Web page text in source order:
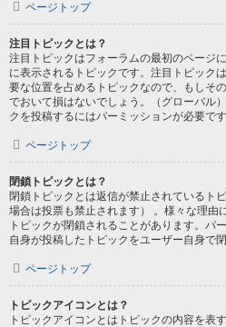
ページトップ
注目トピックとは？
注目トピックはフォーラムの最初のページ
に表示されるトピックです。注目トピック
要な位置を占めるトピックなので、もしそ
でおいて損はないでしょう。（グローバル
クを投稿するにはパーミッションが必要です
ページトップ
閉鎖トピックとは？
閉鎖トピックとは返信が禁止されているト
場合は投票も禁止されます） 。様々な理由
トピックが閉鎖されることがあります。パ
自身が投稿したトピックをユーザー自身で
ページトップ
トピックアイコンとは？
トピックアイコンとはトピックの内容を表